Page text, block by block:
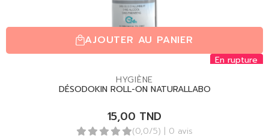
AJOUTER AU PANIER
En rupture
HYGIÈNE
DÉSODOKIN ROLL-ON NATURALLABO
15,00 TND
(0,0/5) | 0 avis